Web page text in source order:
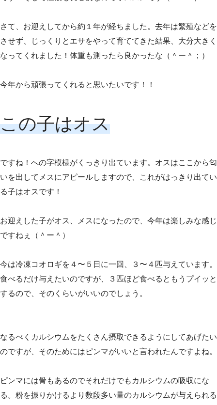
さて、お迎えしてから約１年が経ちました。去年は繁殖などを
させず、じっくりとエサをやって育ててきた結果、大分大きく
なってくれました！体重も測ったら良かったな（＾ー＾；）
今年から頑張ってくれると思いたいです！！
この子はオス
ですね！への字模様がくっきり出ています。オスはここから匂
いを出してメスにアピールしますので、これがはっきり出てい
る子はオスです！
お迎えした子がオス、メスになったので、今年は楽しみな感じ
ですねぇ（＾ー＾）
今は冷凍コオロギを４〜５日に一回、３〜４匹与えています。
食べるだけ与えたいのですが、３匹ほど食べるともうプイッと
するので、そのくらいがいいのでしょう。
なるべくカルシウムをたくさん摂取できるようにしてあげたい
のですが、そのためにはピンマがいいと言われたんですよね。
ピンマには骨もあるのでそれだけでもカルシウムの吸収にな
る。粉を振りかけるより数段多い量のカルシウムが与えられる